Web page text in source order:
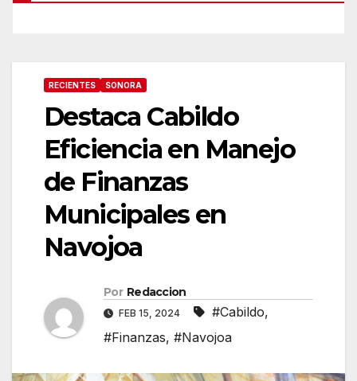
RECIENTES SONORA
Destaca Cabildo
Eficiencia en Manejo
de Finanzas
Municipales en
Navojoa
Por Redaccion
FEB 15, 2024 #Cabildo,
#Finanzas, #Navojoa